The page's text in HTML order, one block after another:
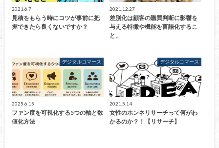
2021.6.7
見積をもらう時にコツが事前に把
握できたら良くないですか？
2021.12.27
差別化は顧客の購買判断に影響を
与える特徴や機能を言語化するこ
と。
デジタルコマース
2025.6.15
ファン度を可視化する5つの軸と数
値化方法
デジタルコマース
2021.5.14
女性のホンネリサーチって何がわ
かるのか？！【リサーチ】